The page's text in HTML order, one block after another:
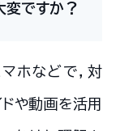
変ですか？
ホなどで，対
や動画を活用